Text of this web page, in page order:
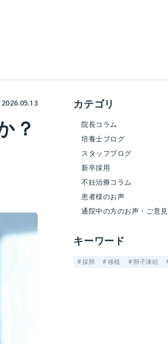
2026.05.13
？
カテゴリ
院長コラム
培養士ブログ
スタッフブログ
新卒採用
不妊治療コラム
患者様のお声
通院中の方のお声・ご意見
キーワード
採卵 移植 卵子凍結